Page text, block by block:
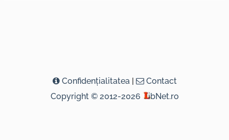
Confidenţialitatea |
Contact
Copyright © 2012-2026
ibNet.ro